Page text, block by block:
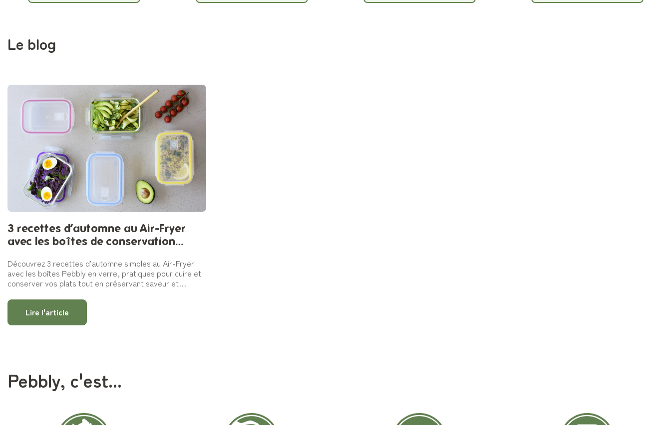
Le blog
3 recettes d’automne au Air-Fryer
avec les boîtes de conservation
Découvrez 3 recettes d’automne simples au Air-Fryer
avec les boîtes Pebbly en verre, pratiques pour cuire et
conserver vos plats tout en préservant saveur et
Lire l'article
Pebbly, c'est...